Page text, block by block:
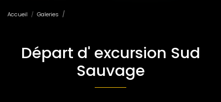
Accueil Galeries
Départ d' excursion Sud
Sauvage